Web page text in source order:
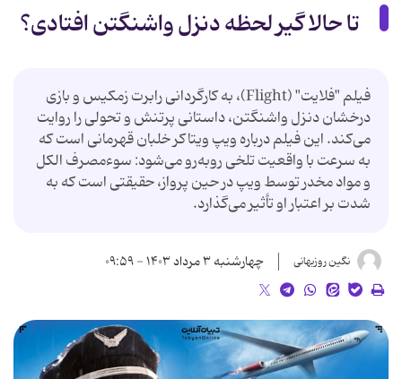
تا حالا گیر لحظه دنزل واشنگتن افتادی؟
فیلم "فلایت" (Flight)، به کارگردانی رابرت زمکیس و بازی
درخشان دنزل واشنگتن، داستانی پرتنش و تحولی را روایت
می‌کند. این فیلم درباره ویپ ویتاکر خلبان قهرمانی است که
به سرعت با واقعیت تلخی روبه‌رو می‌شود: سوءمصرف الکل
و مواد مخدر توسط ویپ در حین پرواز، حقیقتی است که به
شدت بر اعتبار او تأثیر می‌گذارد.
نگین روزبهانی چهارشنبه ۳ مرداد ۱۴۰۳ - ۰۹:۵۹